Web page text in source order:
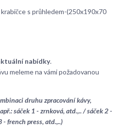
s průhledem-(250x190x70
nabídky.
meleme na vámi požadovanou
druhu zpracování kávy,
sáček 1 - zrnková, atd.,.. / sáček 2 -
french press, atd.,..)